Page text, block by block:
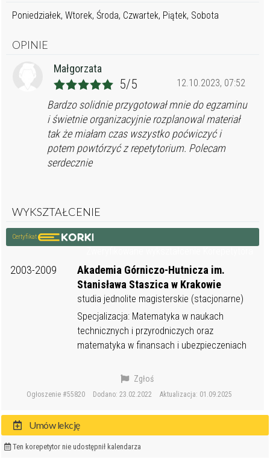
Poniedziałek, Wtorek, Środa, Czwartek, Piątek, Sobota
OPINIE
Małgorzata
12.10.2023, 07:52
5/5
Bardzo solidnie przygotował mnie do egzaminu
i świetnie organizacyjnie rozplanowal materiał
tak że miałam czas wszystko poćwiczyć i
potem powtórzyć z repetytorium. Polecam
serdecznie
WYKSZTAŁCENIE
Certyfikat
2003-2009
Akademia Górniczo-Hutnicza im.
Stanisława Staszica w Krakowie
studia jednolite magisterskie (stacjonarne)
Specjalizacja: Matematyka w naukach
technicznych i przyrodniczych oraz
matematyka w finansach i ubezpieczeniach
Ogłoszenie #55820 Dodano: 23.02.2022 Aktualizacja: 01.09.2025
Zgłoś
Umów lekcję
Ten korepetytor nie udostępnił kalendarza